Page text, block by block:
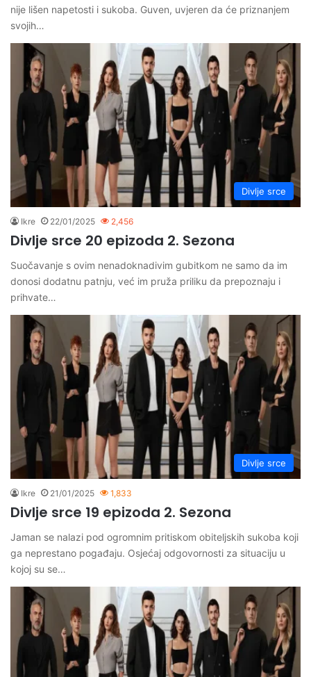
nije lišen napetosti i sukoba. Guven, uvjeren da će priznanjem
svojih…
Divlje srce
Ikre 22/01/2025 2,456
Divlje srce 20 epizoda 2. Sezona
Suočavanje s ovim nenadoknadivim gubitkom ne samo da im
donosi dodatnu patnju, već im pruža priliku da prepoznaju i
prihvate…
Divlje srce
Ikre 21/01/2025 1,833
Divlje srce 19 epizoda 2. Sezona
Jaman se nalazi pod ogromnim pritiskom obiteljskih sukoba koji
ga neprestano pogađaju. Osjećaj odgovornosti za situaciju u
kojoj su se…